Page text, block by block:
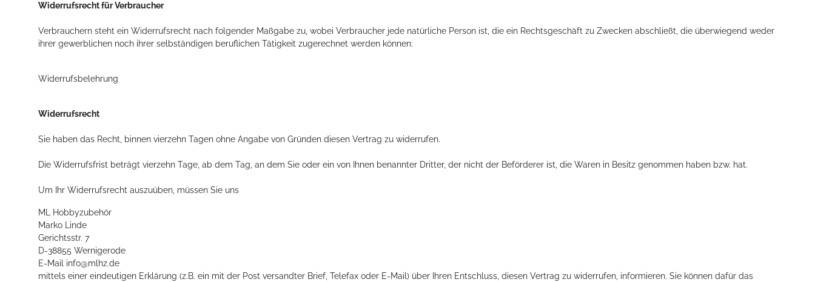
Widerrufsrecht für Verbraucher
Verbrauchern steht ein Widerrufsrecht nach folgender Maßgabe zu, wobei Verbraucher jede natürliche Person ist, die ein Rechtsgeschäft zu Zwecken abschließt, die überwiegend weder
ihrer gewerblichen noch ihrer selbständigen beruflichen Tätigkeit zugerechnet werden können:
Widerrufsbelehrung
Widerrufsrecht
Sie haben das Recht, binnen vierzehn Tagen ohne Angabe von Gründen diesen Vertrag zu widerrufen.
Die Widerrufsfrist beträgt vierzehn Tage, ab dem Tag, an dem Sie oder ein von Ihnen benannter Dritter, der nicht der Beförderer ist, die Waren in Besitz genommen haben bzw. hat.
Um Ihr Widerrufsrecht auszuüben, müssen Sie uns
ML Hobbyzubehör
Marko Linde
Gerichtsstr. 7
D-38855 Wernigerode
E-Mail info@mlhz.de
mittels einer eindeutigen Erklärung (z.B. ein mit der Post versandter Brief, Telefax oder E-Mail) über Ihren Entschluss, diesen Vertrag zu widerrufen, informieren. Sie können dafür das